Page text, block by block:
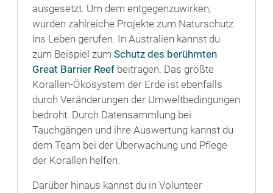
ausgesetzt. Um dem entgegenzuwirken,
wurden zahlreiche Projekte zum Naturschutz
ins Leben gerufen. In Australien kannst du
zum Beispiel zum Schutz des berühmten
Great Barrier Reef beitragen. Das größte
Korallen-Ökosystem der Erde ist ebenfalls
durch Veränderungen der Umweltbedingungen
bedroht. Durch Datensammlung bei
Tauchgängen und ihre Auswertung kannst du
dem Team bei der Überwachung und Pflege
der Korallen helfen.
Darüber hinaus kannst du in Volunteer